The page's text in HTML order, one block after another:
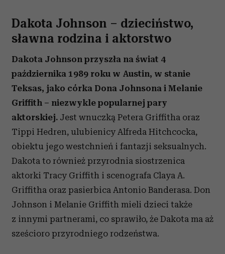
Dakota Johnson – dzieciństwo,
sławna rodzina i aktorstwo
Dakota Johnson przyszła na świat 4
października 1989 roku w Austin, w stanie
Teksas, jako córka Dona Johnsona i Melanie
Griffith – niezwykle popularnej pary
aktorskiej. Jest wnuczką Petera Griffitha oraz
Tippi Hedren, ulubienicy Alfreda Hitchcocka,
obiektu jego westchnień i fantazji seksualnych.
Dakota to również przyrodnia siostrzenica
aktorki Tracy Griffith i scenografa Claya A.
Griffitha oraz pasierbica Antonio Banderasa. Don
Johnson i Melanie Griffith mieli dzieci także
z innymi partnerami, co sprawiło, że Dakota ma aż
sześcioro przyrodniego rodzeństwa.